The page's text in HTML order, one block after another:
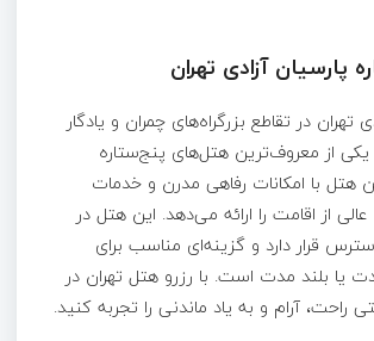
پارسیان آزادی تهران
تهران در تقاطع بزرگراه‌های چمران و یادگار
از معروف‌ترین هتل‌های پنج‌ستاره
هتل با امکانات رفاهی مدرن و خدمات
از اقامت را ارائه می‌دهد. این هتل در
قرار دارد و گزینه‌ای مناسب برای
یا بلند مدت است. با رزرو هتل تهران در
راحت، آرام و به ‌یاد ماندنی را تجربه کنید.